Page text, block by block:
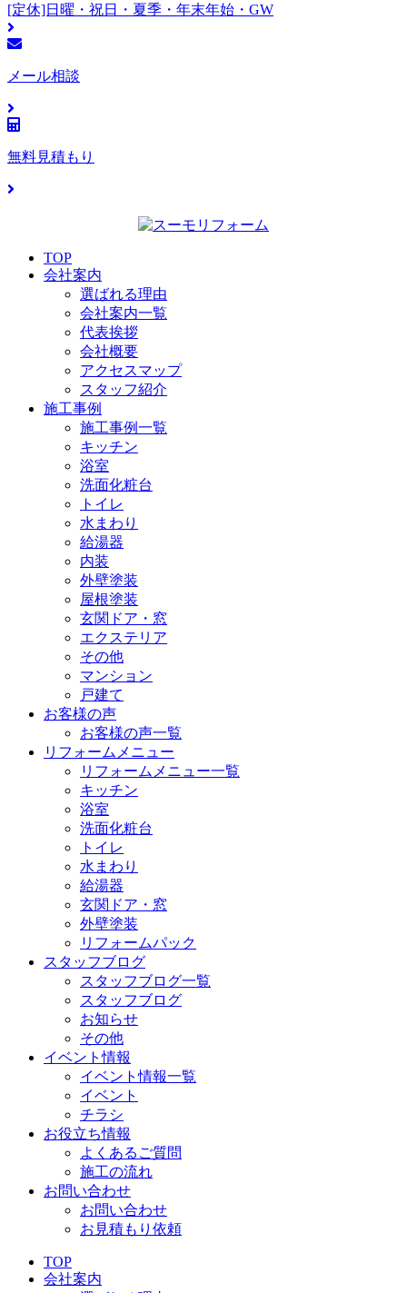
[定休]日曜・祝日・夏季・年末年始・GW
メール相談
無料見積もり
TOP
会社案内
選ばれる理由
会社案内一覧
代表挨拶
会社概要
アクセスマップ
スタッフ紹介
施工事例
施工事例一覧
キッチン
浴室
洗面化粧台
トイレ
水まわり
給湯器
内装
外壁塗装
屋根塗装
玄関ドア・窓
エクステリア
その他
マンション
戸建て
お客様の声
お客様の声一覧
リフォームメニュー
リフォームメニュー一覧
キッチン
浴室
洗面化粧台
トイレ
水まわり
給湯器
玄関ドア・窓
外壁塗装
リフォームパック
スタッフブログ
スタッフブログ一覧
スタッフブログ
お知らせ
その他
イベント情報
イベント情報一覧
イベント
チラシ
お役立ち情報
よくあるご質問
施工の流れ
お問い合わせ
お問い合わせ
お見積もり依頼
TOP
会社案内